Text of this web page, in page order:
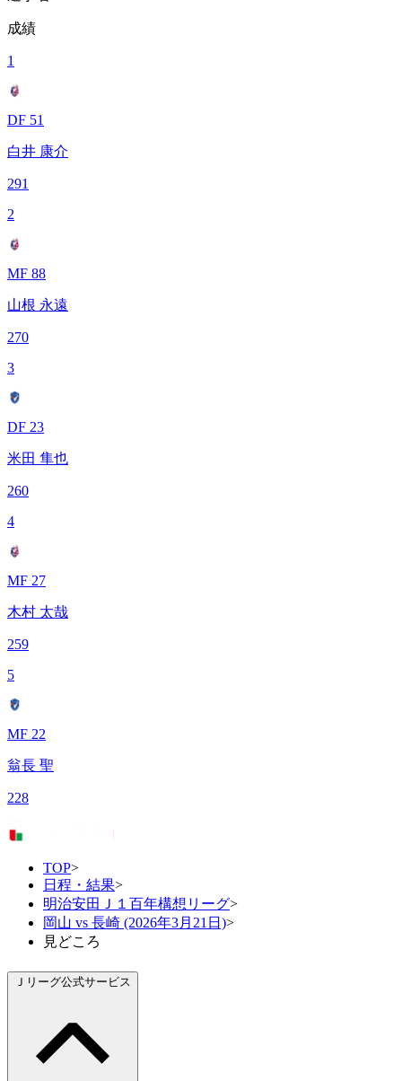
成績
1
DF 51
白井 康介
291
2
MF 88
山根 永遠
270
3
DF 23
米田 隼也
260
4
MF 27
木村 太哉
259
5
MF 22
翁長 聖
228
TOP>
日程・結果>
明治安田Ｊ１百年構想リーグ>
岡山 vs 長崎 (2026年3月21日)>
見どころ
Ｊリーグ公式サービス